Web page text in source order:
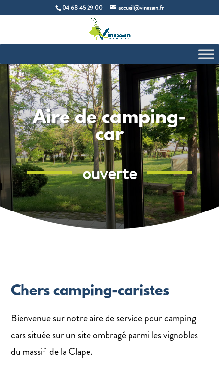
04 68 45 29 00 accueil@vinassan.fr
Aire de camping-
car
ouverte
Chers camping-caristes
Bienvenue sur notre aire de service pour camping
cars située sur un site ombragé parmi les vignobles
du massif de la Clape.